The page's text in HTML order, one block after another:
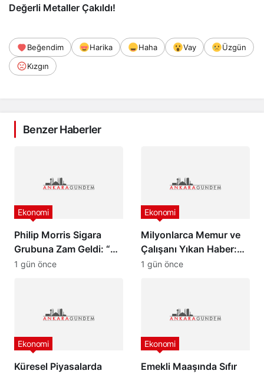
Değerli Metaller Çakıldı!
Beğendim Harika Haha Vay
Üzgün
Kızgın
Benzer Haberler
Philip Morris Sigara
Grubuna Zam Geldi: “En
Pahalı Sigara 140 TL
Ekonomi
1 gün önce
Milyonlarca Memur ve
Çalışanı Yıkan Haber:
Zam Oranlarında
Ekonomi
1 gün önce
Küresel Piyasalarda
Ekonomi
Emekli Maaşında Sıfır
Ekonomi